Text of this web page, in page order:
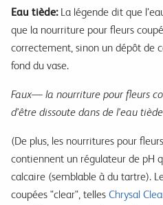
Eau tiède: La légende dit que
que la nourriture pour fleurs
correctement, sinon un dépôt de
fond du vase.
Faux— la nourriture pour fleurs
d’être dissoute dans de l’eau
(De plus, les nourritures pour
contiennent un régulateur de pH
calcaire (semblable à du tartre).
coupées "clear", telles Chrysal